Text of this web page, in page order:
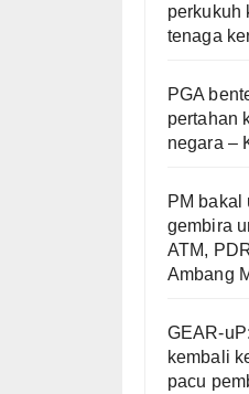
perkukuh
tenaga
PGA
pertahan
negara –
PM bakal
gembira
ATM,
Ambang
GEAR-
kembali
pacu